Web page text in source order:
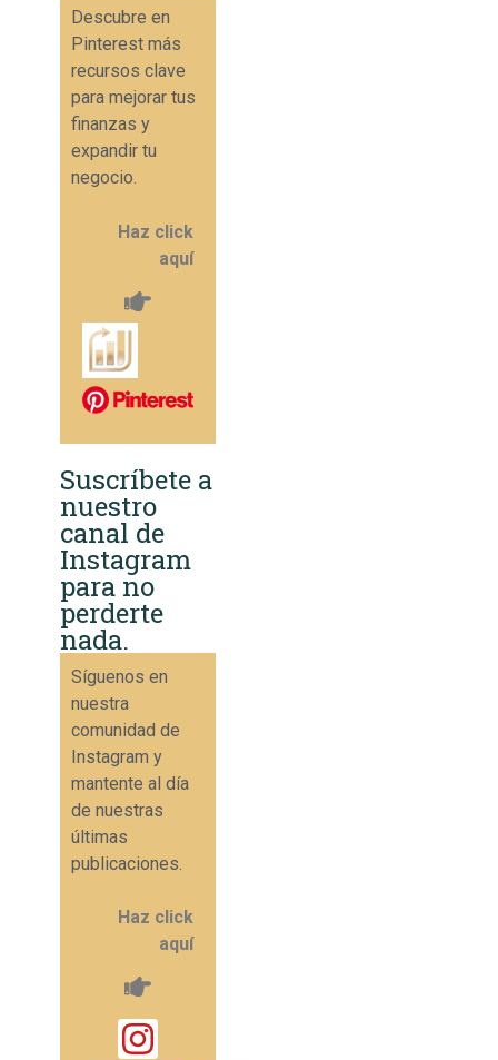
Descubre en
Pinterest más
recursos clave
para mejorar tus
finanzas y
expandir tu
negocio.
Haz click
aquí
Suscríbete a
nuestro
canal de
Instagram
para no
perderte
nada.
Síguenos en
nuestra
comunidad de
Instagram y
mantente al día
de nuestras
últimas
publicaciones.
Haz click
aquí